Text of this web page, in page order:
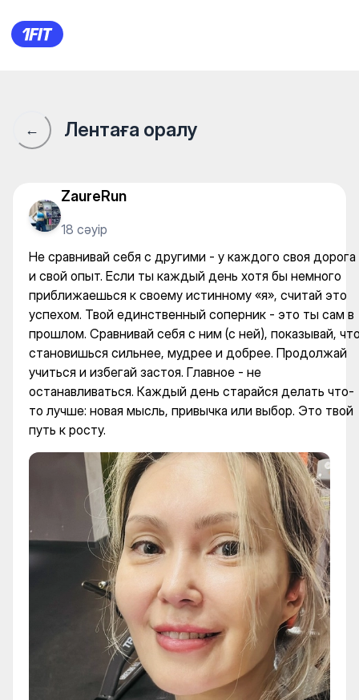
Champion Gym на
← Лентаға оралу
ZaureRun
18 сәуір
Не сравнивай себя с другими - у каждого своя дорога
и свой опыт. Если ты каждый день хотя бы немного
приближаешься к своему истинному «я», считай это
успехом. Твой единственный соперник - это ты сам в
прошлом. Сравнивай себя с ним (с ней), показывай,
становишься сильнее, мудрее и добрее. Продолжай
учиться и избегай застоя. Главное - не
останавливаться. Каждый день старайся делать что-
то лучше: новая мысль, привычка или выбор. Это твой
путь к росту.